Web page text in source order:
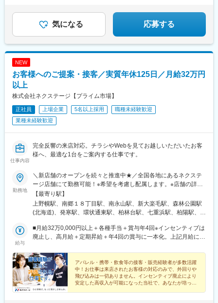
駅、善行駅、鴨居駅、入谷駅(神奈川県)、鴨宮駅、淵野辺駅、矢向
駅、倉見駅、港南台駅、湘南深沢駅、矢部駅、センター南駅、寒
島駅(愛知県)、喜多山駅(愛知県)、牛山駅、三河鹿島駅、稲沢駅、
高蔵寺駅、西尾駅、鳴海駅、塩釜口駅、石浜駅、日進駅(愛知県)、
駅(名古屋市営)、男川駅、上社駅、伊勢朝日駅、小古曽駅、六軒駅
(三重県)、千里駅(三重県)、鼓ケ浦駅、南草津駅、五箇荘駅、彦根
田駅、香里園駅、萩原天神駅、寝屋川市駅、摂津駅、土師ノ里
駅、箕面萱野駅、宮之阪駅、西新町駅、道場南口駅、土山駅、出
東山公園駅(鳥取県)、東松江駅(島根県)、清輝橋駅、福井駅(岡山
県)、早島駅、安芸中野駅、山陽女学園前駅、牛田駅(広島県)、神
辺駅、東福山駅、山口駅(山口県)、防府駅、吉成駅、丸亀駅、円座
駅、土橋駅(愛媛県)、知寄町二丁目駅、水城駅、新宮中央駅、笹原
駅、竹下駅、折尾駅、室見駅、門司駅、佐賀駅、道ノ尾駅、幸
駅、平成駅、竜田口駅、鶴崎駅、南大分駅、南延岡駅、日向住吉
駅、上塩屋駅、てだこ浦西駅、浦添前田駅、赤嶺駅、放出駅、偕
楽園駅、荒尾駅(岐阜県)、長泉なめり駅、小池駅、名和駅(愛知
県)、前橋大島駅、藤代駅、羽犬塚駅、西新井大師西駅、信濃国分
糀谷駅、尻手駅、センター北駅、長沼駅(静岡県)、はなみずき通
駅、大須観音駅、本郷駅(愛知県)、追分駅(三重県)、妙国寺前駅、
南茨木駅(阪急線)、西富井駅、楽々園駅、知寄町駅、赤迫駅、深江
橋駅、蒲田駅、上前津駅、知寄町一丁目駅
気になる 応募する
NEW
お客様へのご提案・接客／実質年休125日／月給32万円
以上
株式会社ネクステージ【プライム市場】
正社員 上場企業 5名以上採用
職種未経験歓迎
業種未経験歓迎
仕事内容
完全反響の来店対応。チラシやWebを見てお越しいただいたお客
様へ、最適な1台をご案内する仕事です。
勤務地
＼新店舗のオープンを続々と推進中★／全国各地にあるネクステ
ージ店舗にて勤務可能！※希望を考慮し配属します。※店舗の詳細
については下記＜勤務地一覧＞をご確認ください。★自動車通勤
OK（一部除く）★受動喫煙対策あり※下記勤務地補足ネクステー
ジ宮古島店／沖縄県宮古島市平良西里1276ネクステージ水戸南店
名古屋市緑区大高町丸の内36番1
【最寄り駅】
上野幌駅、南郷１８丁目駅、南永山駅、新大楽毛駅、森林公園駅
(北海道)、発寒駅、環状通東駅、柏林台駅、七重浜駅、柏陽駅、運
野駅、中野栄駅、八乙女駅、黒松駅(宮城県)、新利府駅、船岡駅
(宮城県)、泉中央駅、塚目駅、館腰駅、土崎駅、漆山駅(山形県)、
駅、石岡駅、常陸多賀駅、岡本駅(栃木県)、小山駅、西那須野駅、
新伊勢崎駅、西小泉駅、北戸田駅、与野本町駅、幸手駅、吹上駅
(埼玉県)、北上尾駅、新座駅、草加駅、動物公園駅、習志野駅、柏
駅、柏たなか駅、幕張駅、公津の杜駅、木更津駅、南町田グラン
ベリーパーク駅、青砥駅、小平駅、中神駅、上野毛駅、千川駅、
給与
■月給32万0,000円以上＋各種手当＋賞与年4回※インセンティブは
廃止し、高月給＋定期昇給＋年4回の賞与に一本化。上記月給には
┗全国転勤ありのグローバル型の給与となります。※前職・経験な
どを考慮して決定します。★職種経験(業界不問)をお持ちの方であ
れば スタートから月給35万7,000円以上！ ※当社規定に準ずる
（みなし残業代29h分・6万1,000円以上を含む・超過分は別途支
給）
アパレル・携帯・飲食等の接客・販売経験者が多数活躍
中！お仕事は来店されたお客様の対応のみで、外回りや
飛び込みは一切ありません。インセンティブ廃止により
安定した高収入が可能になった当社で、あなたが培って